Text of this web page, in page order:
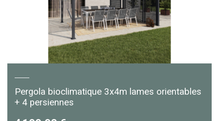
Pergola bioclimatique 3x4m lames orientables
+ 4 persiennes